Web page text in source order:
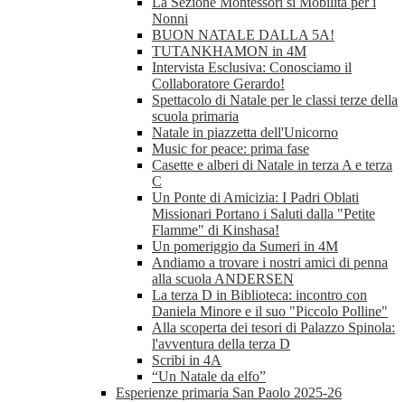
Nonni
BUON NATALE DALLA 5A!
TUTANKHAMON in 4M
Intervista Esclusiva: Conosciamo il
Collaboratore Gerardo!
Spettacolo di Natale per le classi terze della
scuola primaria
Natale in piazzetta dell'Unicorno
Music for peace: prima fase
Casette e alberi di Natale in terza A e terza
C
Un Ponte di Amicizia: I Padri Oblati
Missionari Portano i Saluti dalla "Petite
Flamme" di Kinshasa!
Un pomeriggio da Sumeri in 4M
Andiamo a trovare i nostri amici di penna
alla scuola ANDERSEN
La terza D in Biblioteca: incontro con
Daniela Minore e il suo "Piccolo Polline"
Alla scoperta dei tesori di Palazzo Spinola:
l'avventura della terza D
Scribi in 4A
“Un Natale da elfo”
Esperienze primaria San Paolo 2025-26